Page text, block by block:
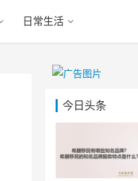
日常生活
今日头条